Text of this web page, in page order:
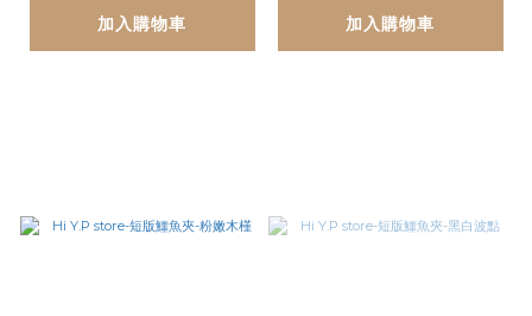
加入購物車 加入購物車